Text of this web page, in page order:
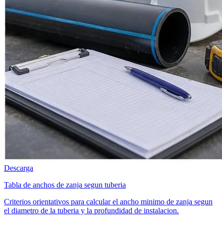
Descarga
Tabla de anchos de zanja segun tuberia
Criterios orientativos para calcular el ancho minimo de zanja segun
el diametro de la tuberia y la profundidad de instalacion.